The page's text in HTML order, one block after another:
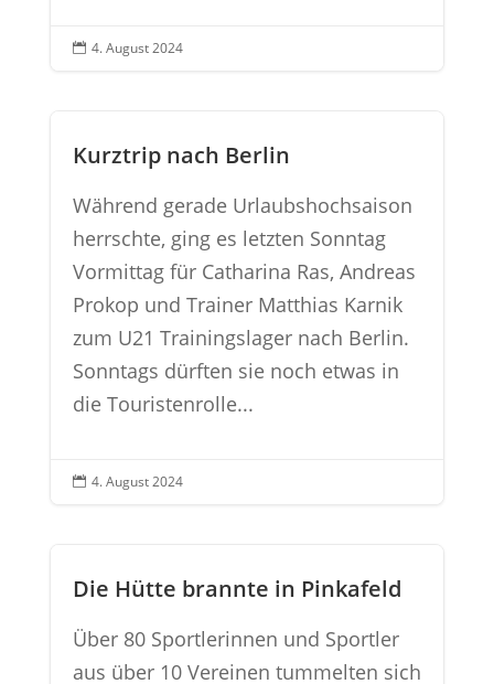
 4. August 2024
Kurztrip nach Berlin
Während gerade Urlaubshochsaison
herrschte, ging es letzten Sonntag
Vormittag für Catharina Ras, Andreas
Prokop und Trainer Matthias Karnik
zum U21 Trainingslager nach Berlin.
Sonntags dürften sie noch etwas in
die Touristenrolle...
 4. August 2024
Die Hütte brannte in Pinkafeld
Über 80 Sportlerinnen und Sportler
aus über 10 Vereinen tummelten sich